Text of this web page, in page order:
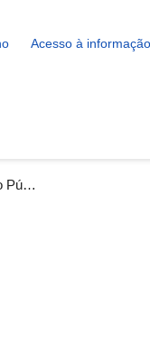
Acesso à informação
Ementário de Gestão Pública n. 1.999